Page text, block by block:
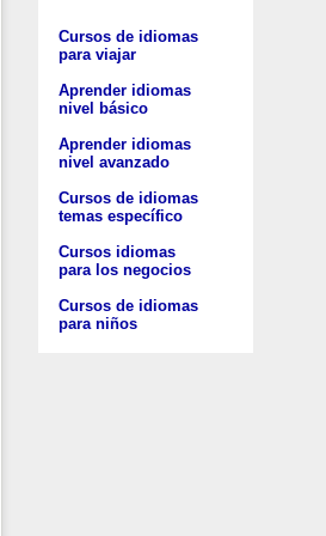
Cursos de idiomas
para viajar
Aprender idiomas
nivel básico
Aprender idiomas
nivel avanzado
Cursos de idiomas
temas específico
Cursos idiomas
para los negocios
Cursos de idiomas
para niños